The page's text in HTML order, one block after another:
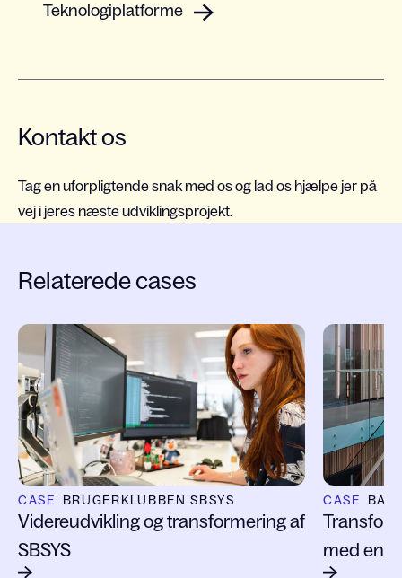
Teknologiplatforme
Kontakt os
Tag en uforpligtende snak med os og lad os hjælpe jer på
vej i jeres næste udviklingsprojekt.
Relaterede cases
Slide 1 of 4
CASE BRUGERKLUBBEN SBSYS
Videreudvikling og transformering af
SBSYS
CASE
med en